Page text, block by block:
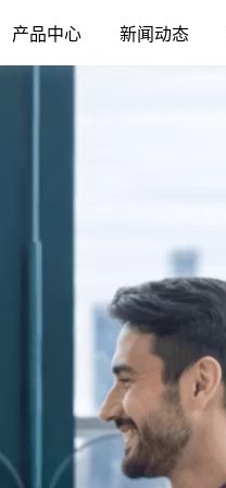
产品中心 新闻动态